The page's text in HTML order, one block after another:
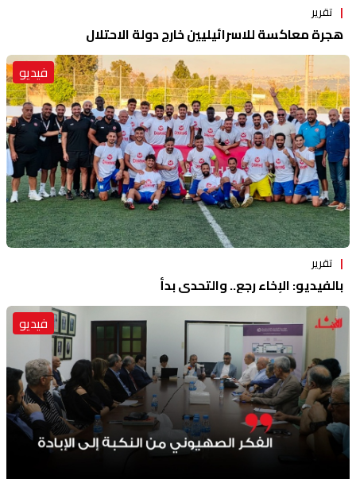
تقرير
هجرة معاكسة للاسرائيليين خارج دولة الاحتلال
فيديو
تقرير
بالفيديو: الإخاء رجع.. والتحدي بدأ
فيديو